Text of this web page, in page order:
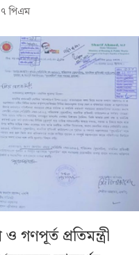
পিএম
প্রতিমন্ত্রী